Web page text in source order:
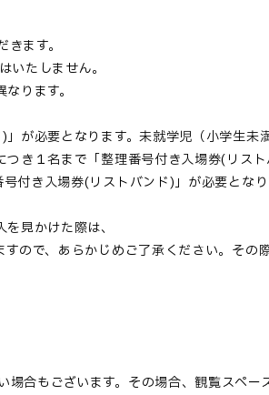
ます。
たしません。
ります。
が必要となります。未就学児（小学生未
き１名まで「整理番号付き入場券(リス
付き入場券(リストバンド)」が必要となり
見かけた際は、
ので、あらかじめご了承ください。その
合もございます。その場合、観覧スペー